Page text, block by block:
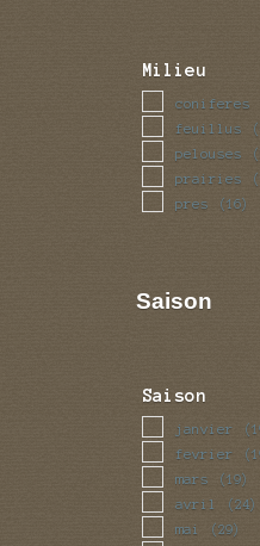
Milieu
coniferes
feuillus
pelouses
prairies
pres (16)
Saison
Saison
janvier
fevrier
mars (19)
avril (24)
mai (29)